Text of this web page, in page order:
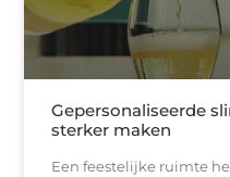
Gepersonaliseerde
sterker maken
Een feestelijke ruimte